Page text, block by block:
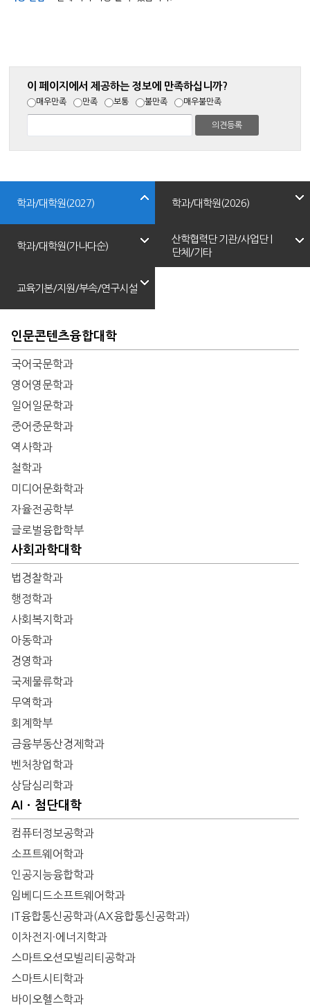
이 페이지에서 제공하는 정보에 만족하십니까?
매우만족 만족 보통 불만족 매우불만족
학과/대학원(2027)
인문콘텐츠융합대학
국어국문학과
영어영문학과
일어일문학과
중어중문학과
역사학과
철학과
미디어문화학과
자율전공학부
글로벌융합학부
사회과학대학
법경찰학과
행정학과
사회복지학과
아동학과
경영학과
국제물류학과
무역학과
회계학부
금융부동산경제학과
벤처창업학과
상담심리학과
AIㆍ첨단대학
컴퓨터정보공학과
소프트웨어학과
인공지능융합학과
임베디드소프트웨어학과
IT융합통신공학과(AX융합통신공학과)
이차전지·에너지학과
스마트오션모빌리티공학과
스마트시티학과
바이오헬스학과
학과/대학원(2026)
학과/대학원(가나다순)
교육기본/지원/부속/연구시설
산학협력단 기관/사업단 |
단체/기타